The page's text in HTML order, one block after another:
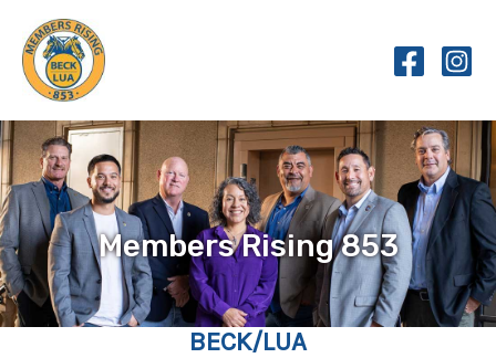
content
Members Rising 853
BECK/LUA